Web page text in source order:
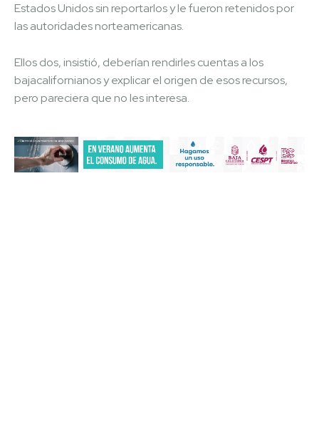
Estados Unidos sin reportarlos y le fueron retenidos por
las autoridades norteamericanas.
Ellos dos, insistió, deberían rendirles cuentas a los
bajacalifornianos y explicar el origen de esos recursos,
pero pareciera que no les interesa.